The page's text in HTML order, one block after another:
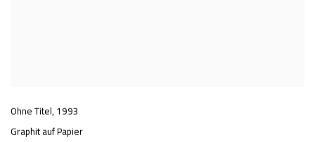
Ohne Titel,1993
Graphit auf Papier